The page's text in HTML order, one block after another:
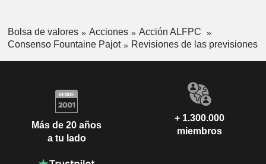
Bolsa de valores Acciones
Acción ALFPC
Consenso Fountaine Pajot
Revisiones de las previsiones
Más de 20 años
a tu lado
+ 1.300.000
miembros